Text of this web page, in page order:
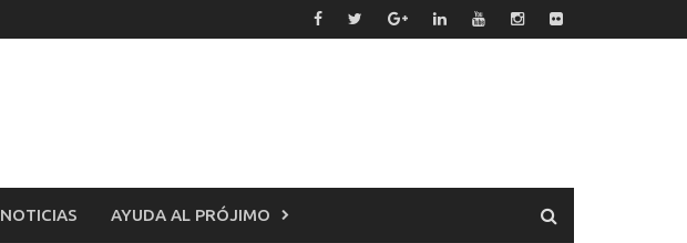
NOTICIAS AYUDA AL PRÓJIMO